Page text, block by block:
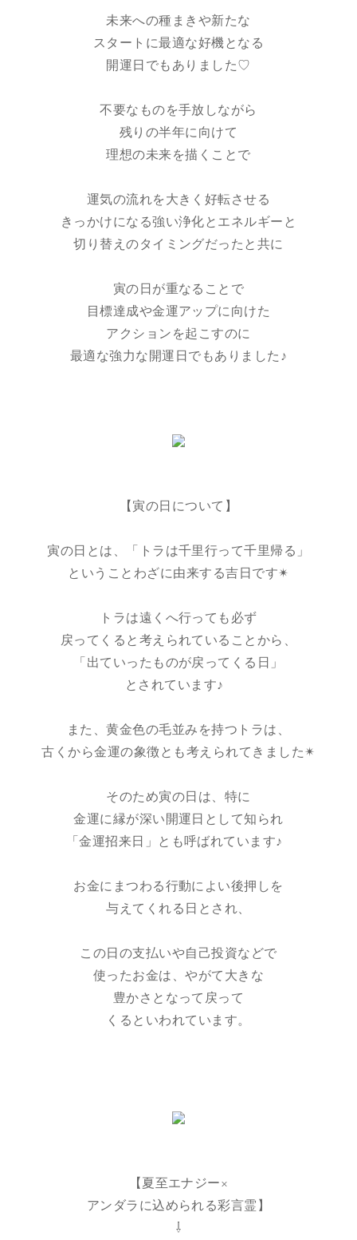
未来への種まきや新たな
スタートに最適な好機となる
開運日でもありました♡
不要なものを手放しながら
残りの半年に向けて
理想の未来を描くことで
運気の流れを大きく好転させる
きっかけになる強い浄化とエネルギーと
切り替えのタイミングだったと共に
寅の日が重なることで
目標達成や金運アップに向けた
アクションを起こすのに
最適な強力な開運日でもありました♪
【寅の日について】
寅の日とは、「トラは千里行って千里帰る」
ということわざに由来する吉日です✴︎
トラは遠くへ行っても必ず
戻ってくると考えられていることから、
「出ていったものが戻ってくる日」
とされています♪
また、黄金色の毛並みを持つトラは、
古くから金運の象徴とも考えられてきました✴︎
そのため寅の日は、特に
金運に縁が深い開運日として知られ
「金運招来日」とも呼ばれています♪
お金にまつわる行動によい後押しを
与えてくれる日とされ、
この日の支払いや自己投資などで
使ったお金は、やがて大きな
豊かさとなって戻って
くるといわれています。
【夏至エナジー×
アンダラに込められる彩言霊】
⇩